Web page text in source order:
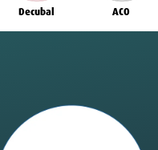
Decubal ACO